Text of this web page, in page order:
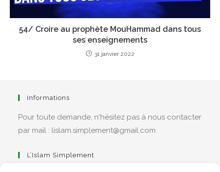
54/ Croire au prophète MouHammad dans tous
ses enseignements
31 janvier 2022
Informations
Pour toute demande, n'hésitez pas à nous contacter
par mail : lislam.simplement@gmail.com
L’Islam Simplement